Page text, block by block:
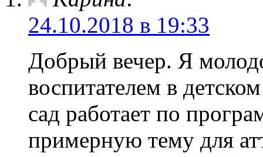
24.10.2018 в 19:33
Добрый вечер. Я
воспитателем в
сад работает по
примерную тему для